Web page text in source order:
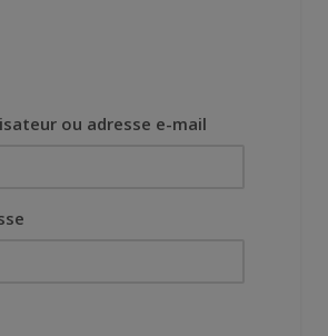
ou adresse e-mail